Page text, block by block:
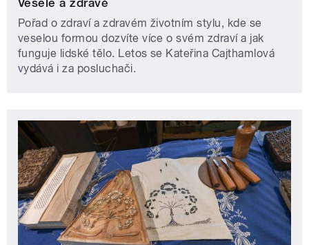
Vesele a zdravě
Pořad o zdraví a zdravém životním stylu, kde se
veselou formou dozvíte více o svém zdraví a jak
funguje lidské tělo. Letos se Kateřina Cajthamlová
vydává i za posluchači.